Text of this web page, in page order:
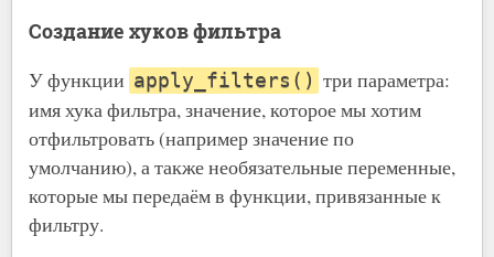
Создание хуков фильтра
У функции apply_filters() три параметра:
имя хука фильтра, значение, которое мы хотим
отфильтровать (например значение по
умолчанию), а также необязательные переменные,
которые мы передаём в функции, привязанные к
фильтру.